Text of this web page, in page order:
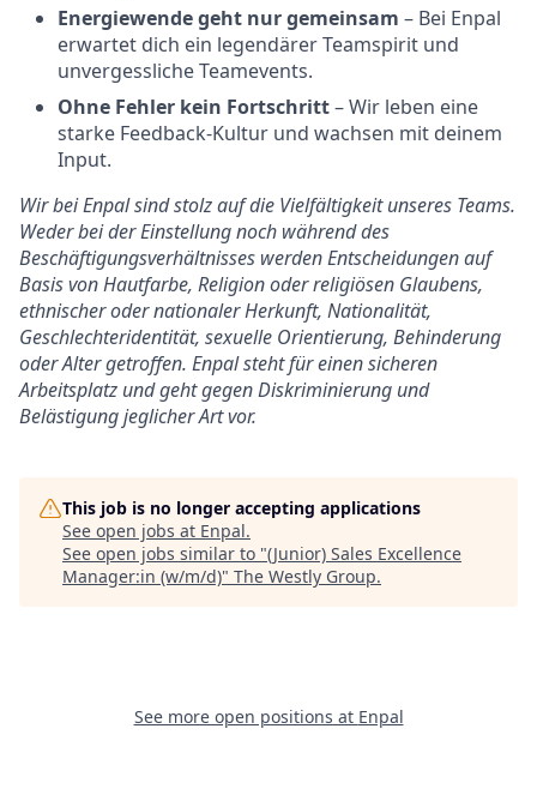
Energiewende geht nur gemeinsam – Bei Enpal
erwartet dich ein legendärer Teamspirit und
unvergessliche Teamevents.
Ohne Fehler kein Fortschritt– Wir leben eine
starke Feedback-Kultur und wachsen mit deinem
Input.
Wir bei Enpal sind stolz auf die Vielfältigkeit unseres Teams.
Weder bei der Einstellung noch während des
Beschäftigungsverhältnisses werden Entscheidungen auf
Basis von Hautfarbe, Religion oder religiösen Glaubens,
ethnischer oder nationaler Herkunft, Nationalität,
Geschlechteridentität, sexuelle Orientierung, Behinderung
oder Alter getroffen. Enpal steht für einen sicheren
Arbeitsplatz und geht gegen Diskriminierung und
Belästigung jeglicher Art vor.
This job is no longer accepting applications
See open jobs at Enpal.
See open jobs similar to "(Junior) Sales Excellence
Manager:in (w/m/d)" The Westly Group.
See more open positions at Enpal